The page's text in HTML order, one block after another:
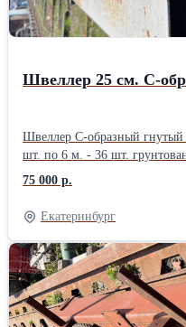
Швеллер 25 см. С-
Швеллер С-образный
шт. по 6 м. - 36 шт.
- 18.683 кг. Цена 75000 р/тн. Организуем доставку грузов
попутным автомобильным
75 000 р.
Екатеринбург